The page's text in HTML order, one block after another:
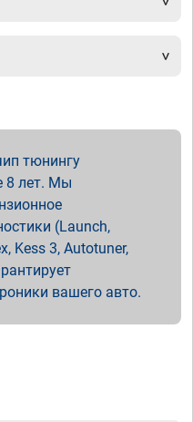
тюнингу
8 лет. Мы
(Launch,
Kess 3, Autotuner,
вашего авто.